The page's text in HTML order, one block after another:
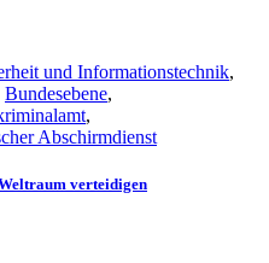
und Informationstechnik,
Bundesebene,
,
Abschirmdienst
verteidigen